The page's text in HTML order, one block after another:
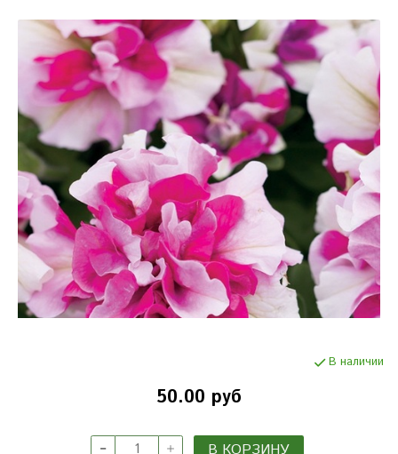
В наличии
50.00 руб
В КОРЗИНУ